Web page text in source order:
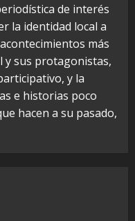
de interés
la identidad local a
más
sus protagonistas,
y la
e historias poco
hacen a su pasado,